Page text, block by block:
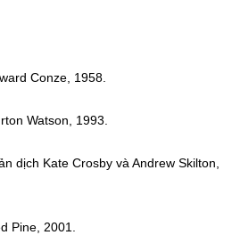
Conze, 1958.
Watson, 1993.
dịch Kate Crosby và Andrew Skilton,
Pine, 2001.